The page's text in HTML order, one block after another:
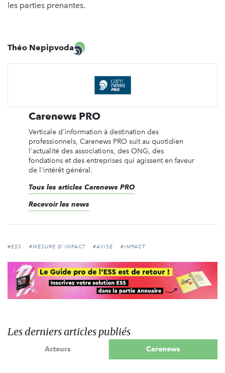
les parties prenantes.
Théo Nepipvoda
Carenews PRO
Verticale d'information à destination des
professionnels, Carenews PRO suit au quotidien
l'actualité des associations, des ONG, des
fondations et des entreprises qui agissent en faveur
de l'intérêt général.
Tous les articles Carenews PRO
Recevoir les news
#ESS #MESURE D'IMPACT #AVISE #IMPACT
Les derniers articles publiés
Acteurs Carenews